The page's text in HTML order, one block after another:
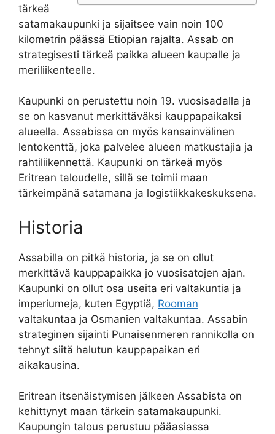
tärkeä
satamakaupunki ja sijaitsee vain noin 100
kilometrin päässä Etiopian rajalta. Assab on
strategisesti tärkeä paikka alueen kaupalle ja
meriliikenteelle.
Kaupunki on perustettu noin 19. vuosisadalla ja
se on kasvanut merkittäväksi kauppapaikaksi
alueella. Assabissa on myös kansainvälinen
lentokenttä, joka palvelee alueen matkustajia ja
rahtiliikennettä. Kaupunki on tärkeä myös
Eritrean taloudelle, sillä se toimii maan
tärkeimpänä satamana ja logistiikkakeskuksena.
Historia
Assabilla on pitkä historia, ja se on ollut
merkittävä kauppapaikka jo vuosisatojen ajan.
Kaupunki on ollut osa useita eri valtakuntia ja
imperiumeja, kuten Egyptiä, Rooman
valtakuntaa ja Osmanien valtakuntaa. Assabin
strateginen sijainti Punaisenmeren rannikolla on
tehnyt siitä halutun kauppapaikan eri
aikakausina.
Eritrean itsenäistymisen jälkeen Assabista on
kehittynyt maan tärkein satamakaupunki.
Kaupungin talous perustuu pääasiassa